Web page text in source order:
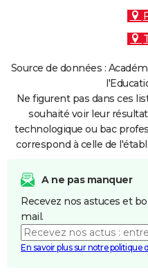
Source de données :
Ne figurent pas dans ces
souhaité voir leur
technologique ou bac
correspond à celle de
A ne pas manquer
Recevez nos astuces et
mail.
En savoir plus sur notre politique